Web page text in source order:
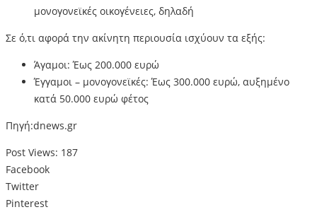
μονογονεϊκές οικογένειες, δηλαδή
Σε ό,τι αφορά την ακίνητη περιουσία ισχύουν τα εξής:
Άγαμοι: Έως 200.000 ευρώ
Έγγαμοι – μονογονεϊκές: Έως 300.000 ευρώ, αυξημένο
κατά 50.000 ευρώ φέτος
Πηγή:dnews.gr
Post Views: 187
Facebook
Twitter
Pinterest